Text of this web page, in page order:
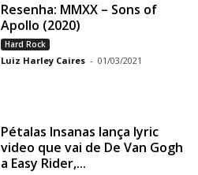
Resenha: MMXX – Sons of
Apollo (2020)
Hard Rock
Luiz Harley Caires - 01/03/2021
Pétalas Insanas lança lyric
video que vai de De Van Gogh
a Easy Rider,...